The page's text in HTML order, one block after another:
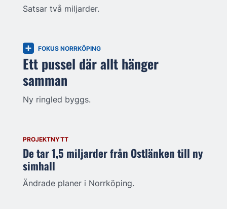
Satsar två miljarder.
FOKUS NORRKÖPING
Ett pussel där allt hänger
samman
Ny ringled byggs.
PROJEKTNYTT
De tar 1,5 miljarder från Ostlänken till ny
simhall
Ändrade planer i Norrköping.